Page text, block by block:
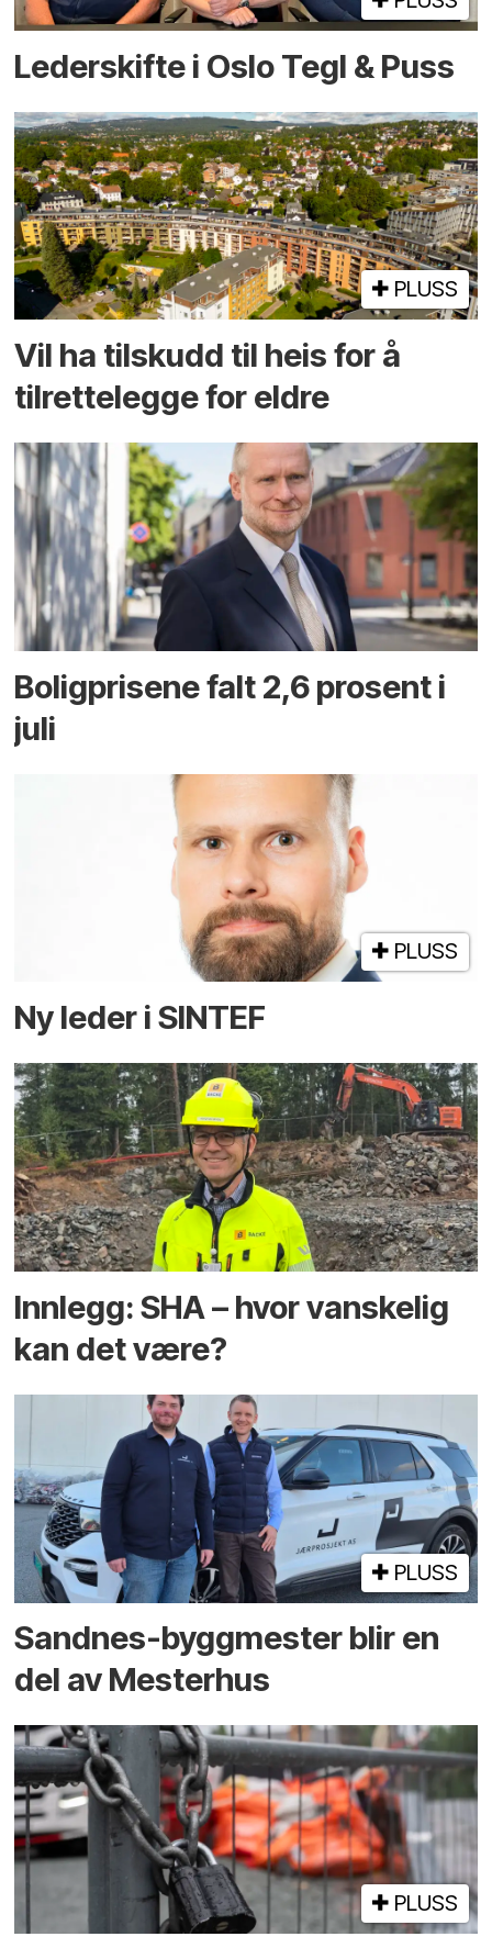
Lederskifte i Oslo Tegl & Puss
PLUSS
Vil ha tilskudd til heis for å
tilrettelegge for eldre
Boligprisene falt 2,6 prosent i
juli
PLUSS
Ny leder i SINTEF
Innlegg: SHA – hvor vanskelig
kan det være?
PLUSS
Sandnes-byggmester blir en
del av Mesterhus
PLUSS